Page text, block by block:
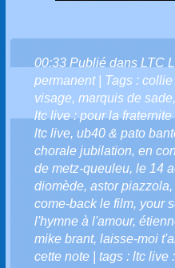
00:33 Publié dans LTC
permanent| Tags : collie
visage, marquis de sade
ltc live : pour la
ltc live, ub40 & pato
chorale jubilation, en
de metz-queuleu, le 14
diomède, astor piazzola,
come-back le film, your
l'hymne à l'amour,
mike brant, laisse-moi
cette note | tags : ltc live